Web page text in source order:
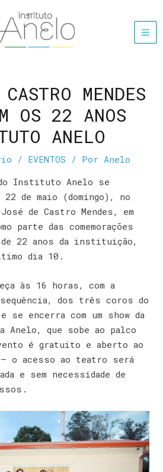
MENDES
OS 22 ANOS
ANELO
/ EVENTOS / PorAnelo
Instituto Anelo se
22 de maio (domingo), no
de Castro Mendes, em
parte das comemorações
22 anos da instituição,
dia 10.
às 16 horas, com a
sequência, dos três coros do
encerra com um show da
Anelo, que sobe ao palco
é gratuito e aberto ao
o acesso ao teatro será
e sem necessidade de